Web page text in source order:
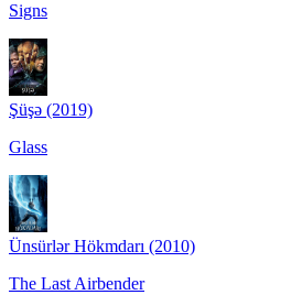
Signs
Şüşə (2019)
Glass
Ünsürlər Hökmdarı (2010)
The Last Airbender